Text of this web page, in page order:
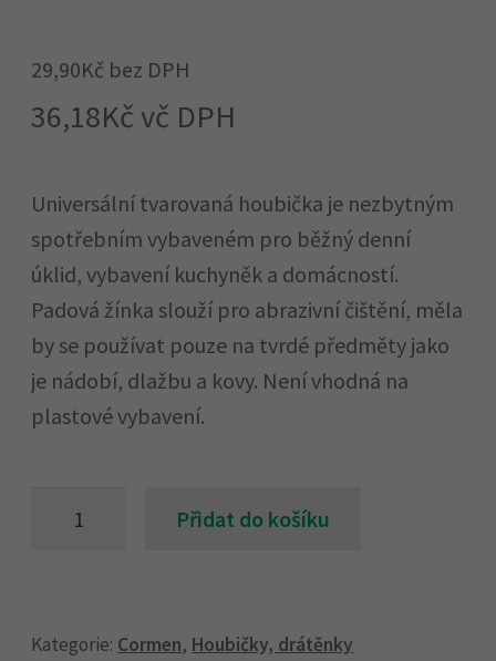
29,90Kč bez DPH
36,18Kčvč DPH
Universální tvarovaná houbička je nezbytným
spotřebním vybaveném pro běžný denní
úklid, vybavení kuchyněk a domácností.
Padová žínka slouží pro abrazivní čištění, měla
by se používat pouze na tvrdé předměty jako
je nádobí, dlažbu a kovy. Není vhodná na
plastové vybavení. ​
10KS
Přidat do košíku
Kategorie: Cormen, Houbičky, drátěnky